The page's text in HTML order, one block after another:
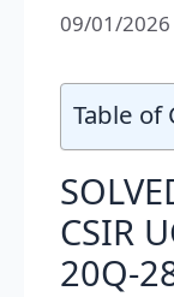
09/01/2026
Table of
CSIR
20Q-